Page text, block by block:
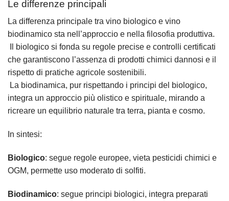
Le differenze principali
La differenza principale tra vino biologico e vino
biodinamico sta nell’approccio e nella filosofia produttiva.
Il biologico si fonda su regole precise e controlli certificati
che garantiscono l’assenza di prodotti chimici dannosi e il
rispetto di pratiche agricole sostenibili.
La biodinamica, pur rispettando i principi del biologico,
integra un approccio più olistico e spirituale, mirando a
ricreare un equilibrio naturale tra terra, pianta e cosmo.
In sintesi:
Biologico: segue regole europee, vieta pesticidi chimici e
OGM, permette uso moderato di solfiti.
Biodinamico: segue principi biologici, integra preparati